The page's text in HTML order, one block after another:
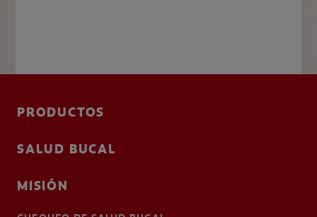
PRODUCTOS
SALUD BUCAL
MISIÓN